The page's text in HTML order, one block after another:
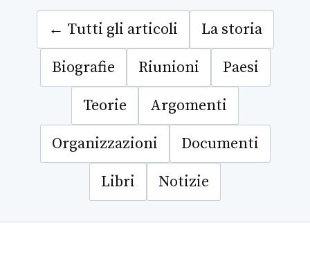
← Tutti gli articoli La storia
Biografie Riunioni Paesi
Teorie Argomenti
Organizzazioni Documenti
Libri Notizie